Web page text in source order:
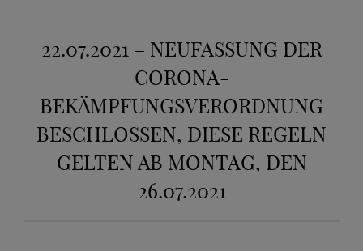
22.07.2021 – NEUFASSUNG DER
CORONA-
BEKÄMPFUNGSVERORDNUNG
BESCHLOSSEN, DIESE REGELN
GELTEN AB MONTAG, DEN
26.07.2021